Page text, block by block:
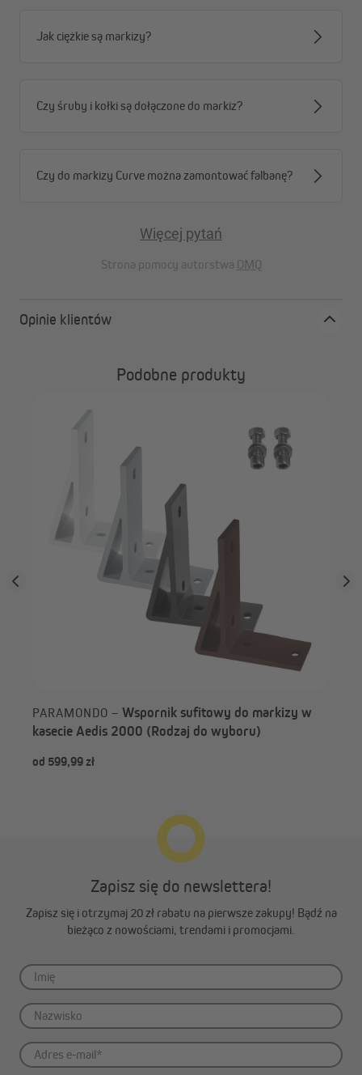
Dzięki wspornikowi ściennemu zamontujesz markizę w
półotwartej kasecie Facido 1000 na ścianie bez problemu.
Jak ciężkie są markizy?
Czy śruby i kołki są dołączone do markiz?
Czy do markizy Curve można zamontować falbanę?
Więcej pytań
Strona pomocy autorstwa OMQ
Opinie klientów
Podobne produkty
PARAMONDO – Wspornik sufitowy do markizy w
kasecie Aedis 2000 (Rodzaj do wyboru)
od 599,99 zł
Zapisz się do newslettera!
Zapisz się i otrzymaj 20 zł rabatu na pierwsze zakupy! Bądź na
bieżąco z nowościami, trendami i promocjami.